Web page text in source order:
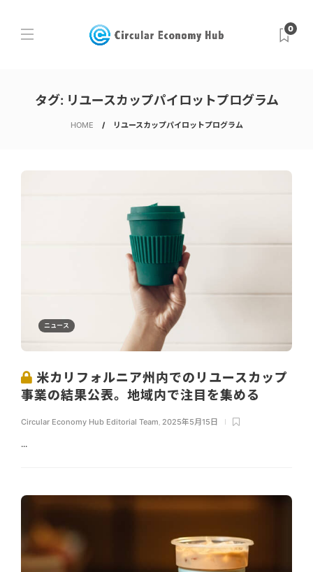
0
タグ: リユースカップパイロットプログラム
HOME リユースカップパイロットプログラム
ニュース
米カリフォルニア州内でのリユースカップ
事業の結果公表。地域内で注目を集める
Circular Economy Hub Editorial Team 2025年5月15日
...